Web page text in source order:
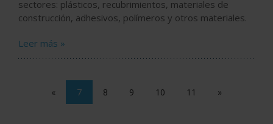
sectores: plásticos, recubrimientos, materiales de
construcción, adhesivos, polímeros y otros materiales.
Leer más »
« 7 8 9 10 11 »